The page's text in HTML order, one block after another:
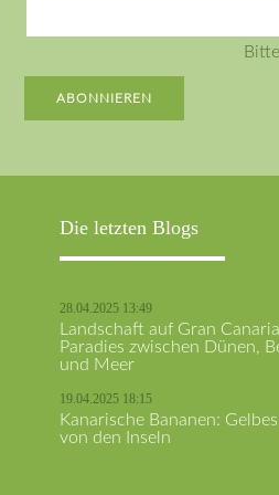
ABONNIEREN
Die letzten Blogs
28.04.2025 13:49
Landschaft auf Gran
Paradies zwischen Dünen,
und Meer
19.04.2025 18:15
Kanarische Bananen:
von den Inseln